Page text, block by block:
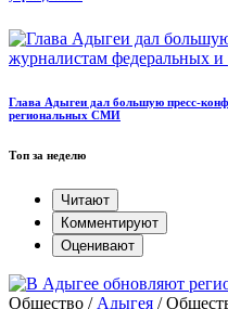
Глава Адыгеи дал большую пресс-
региональных СМИ
Топ за неделю
Читают
Комментируют
Оценивают
Общество / Адыгея /